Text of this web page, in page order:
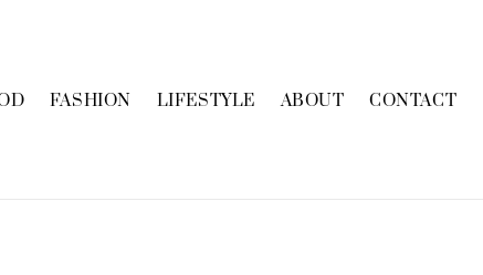
FASHION LIFESTYLE ABOUT CONTACT